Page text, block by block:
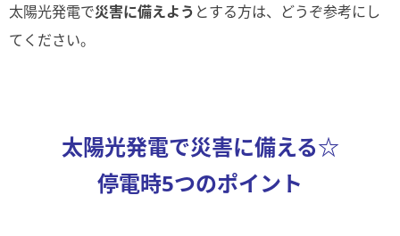
太陽光発電で災害に備えよう とする方は、どうぞ参考にし
てください。
太陽光発電で災害に備える☆
停電時5つのポイント